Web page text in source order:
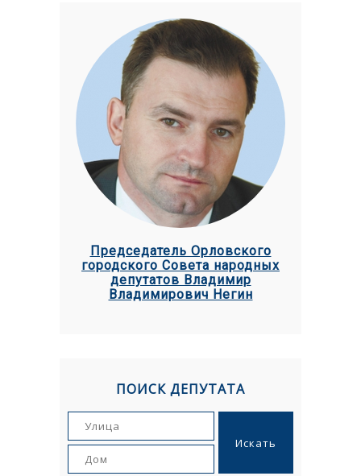
Председатель Орловского
городского Совета народных
депутатов Владимир
Владимирович Негин
ПОИСК ДЕПУТАТА